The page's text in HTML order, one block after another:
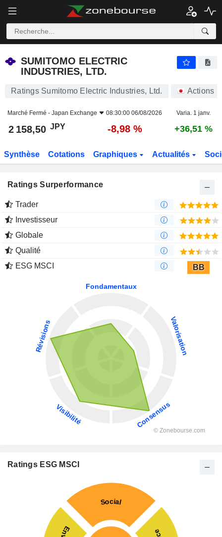
SUMITOMO ELECTRIC
INDUSTRIES, LTD.
Ratings Sumitomo Electric Industries, Ltd. Actions
Marché Fermé - Japan Exchange 08:30:00 06/08/2026 Varia. 1 janv.
2 158,50 JPY -8,98 % +36,51 %
Synthèse Cotations Graphiques Actualités
Ratings Surperformance
Trader
Investisseur
Globale
Qualité
ESG MSCI
BB
Ratings ESG MSCI